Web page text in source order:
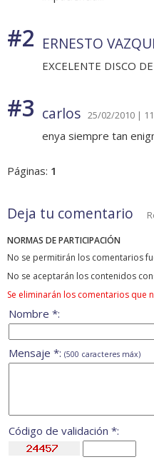
#2 ERNESTO
EXCELENTE DISCO
#3 carlos 25/02/2010 |
enya siempre tan
Páginas: 1
Deja tu comentario
NORMAS DE PARTICIPACIÓN
No se permitirán los comentarios
No se aceptarán los contenidos
Se eliminarán los comentarios que
Nombre *:
Mensaje *: (500 caracteres máx)
Código de validación *: